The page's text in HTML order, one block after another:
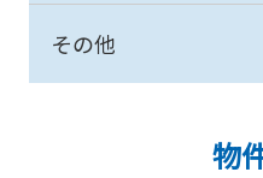
その他
物